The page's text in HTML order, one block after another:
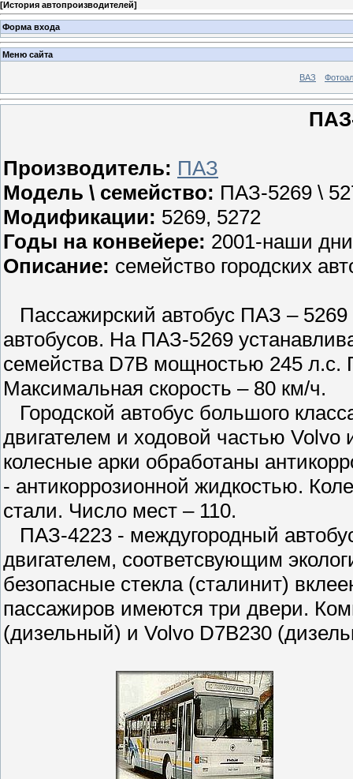
[История автопроизводителей]
Форма входа
Меню сайта
ВАЗ
Производитель: ПАЗ
Модель \ семейство: ПАЗ-5269 \
Модификации: 5269, 5272
Годы на конвейере: 2001-наши дни
Описание: семейство городских
Пассажирский автобус ПАЗ – 5269
автобусов. На ПАЗ-5269
семейства D7В мощностью 245 л.с.
Максимальная скорость – 80 км/ч.
Городской автобус большого
двигателем и ходовой частью
колесные арки обработаны
- антикоррозионной жидкостью.
стали. Число мест – 110.
ПАЗ-4223 - междугородный
двигателем, соответсвующим
безопасные стекла (сталинит)
пассажиров имеются три двери.
(дизельный) и Volvo D7B230